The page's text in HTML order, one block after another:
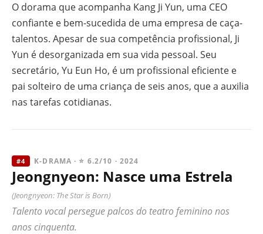
O dorama que acompanha Kang Ji Yun, uma CEO
confiante e bem-sucedida de uma empresa de caça-
talentos. Apesar de sua competência profissional, Ji
Yun é desorganizada em sua vida pessoal. Seu
secretário, Yu Eun Ho, é um profissional eficiente e
pai solteiro de uma criança de seis anos, que a auxilia
nas tarefas cotidianas.
#4 K-DRAMA · ⭐ 6.2/10 · 2024
Jeongnyeon: Nasce uma Estrela
(Jeongnyeon: The Star is Born)
Talento vocal persegue palcos do teatro feminino nos
anos cinquenta.